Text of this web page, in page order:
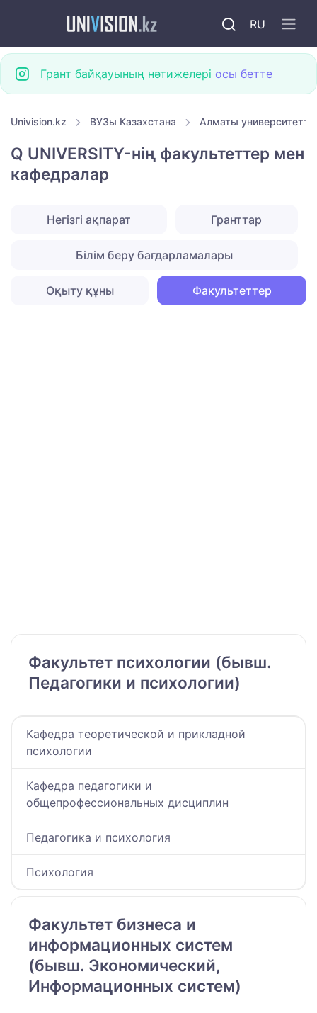
RU
Грант байқауының нәтижелері осы бетте
Univision.kz ВУЗы Казахстана Алматы
Q UNIVERSITY-нiң факультеттер мен
кафедралар
Негізгі ақпарат Гранттар
Білім беру бағдарламалары
Оқыту құны Факультеттер
Факультет психологии (бывш.
Педагогики и психологии)
Кафедра теоретической и прикладной
психологии
Кафедра педагогики и
общепрофессиональных дисциплин
Педагогика и психология
Психология
Факультет бизнеса и
информационных систем
(бывш. Экономический,
Информационных систем)